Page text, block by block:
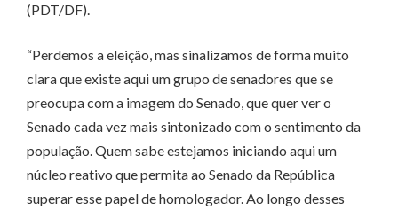
(PDT/DF).
“Perdemos a eleição, mas sinalizamos de forma muito
clara que existe aqui um grupo de senadores que se
preocupa com a imagem do Senado, que quer ver o
Senado cada vez mais sintonizado com o sentimento da
população. Quem sabe estejamos iniciando aqui um
núcleo reativo que permita ao Senado da República
superar esse papel de homologador. Ao longo desses